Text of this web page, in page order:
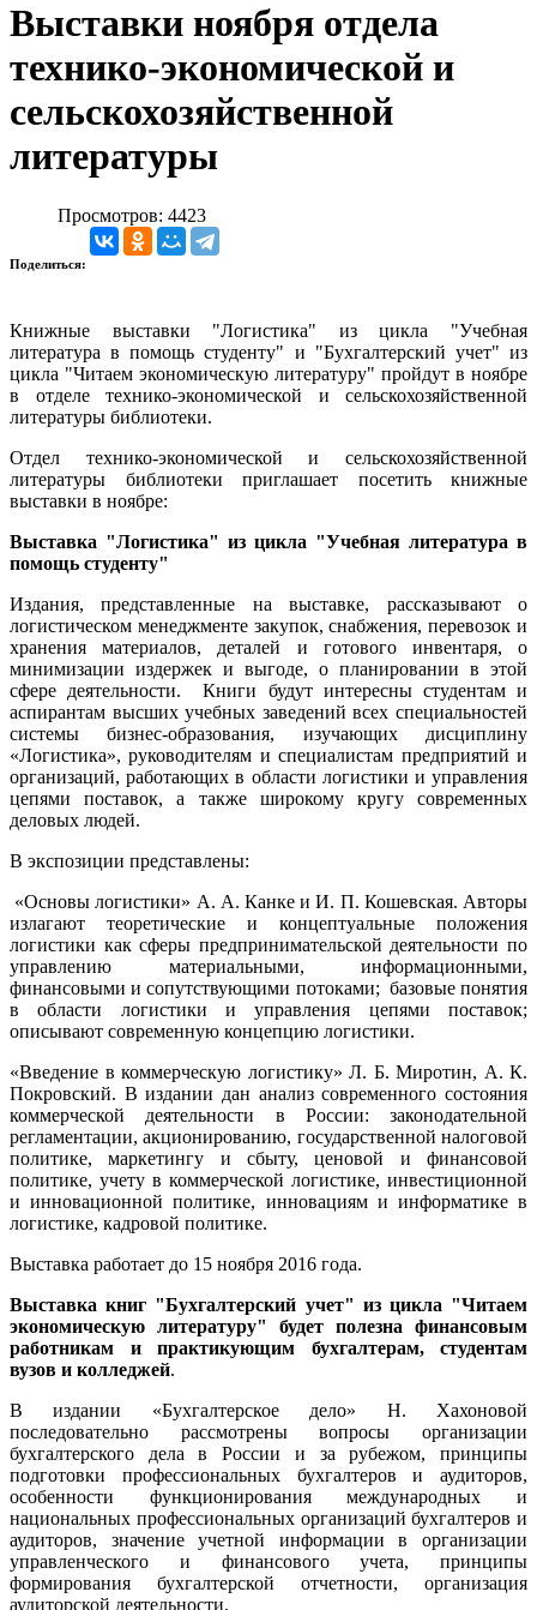
Выставки ноября отдела
технико-экономической и
сельскохозяйственной
литературы
Просмотров: 4423
Поделиться:
Книжные выставки "Логистика" из цикла "Учебная
литература в помощь студенту" и "Бухгалтерский учет" из
цикла "Читаем экономическую литературу" пройдут в ноябре
в отделе технико-экономической и сельскохозяйственной
литературы библиотеки.
Отдел технико-экономической и сельскохозяйственной
литературы библиотеки приглашает посетить книжные
выставки в ноябре:
Выставка "Логистика" из цикла "Учебная литература в
помощь студенту"
Издания, представленные на выставке, рассказывают о
логистическом менеджменте закупок, снабжения, перевозок и
хранения материалов, деталей и готового инвентаря, о
минимизации издержек и выгоде, о планировании в этой
сфере деятельности. Книги будут интересны студентам и
аспирантам высших учебных заведений всех специальностей
системы бизнес-образования, изучающих дисциплину
«Логистика», руководителям и специалистам предприятий и
организаций, работающих в области логистики и управления
цепями поставок, а также широкому кругу современных
деловых людей.
В экспозиции представлены:
«Основы логистики» А. А. Канке и И. П. Кошевская. Авторы
излагают теоретические и концептуальные положения
логистики как сферы предпринимательской деятельности по
управлению материальными, информационными,
финансовыми и сопутствующими потоками; базовые понятия
в области логистики и управления цепями поставок;
описывают современную концепцию логистики.
«Введение в коммерческую логистику» Л. Б. Миротин, А. К.
Покровский. В издании дан анализ современного состояния
коммерческой деятельности в России: законодательной
регламентации, акционированию, государственной налоговой
политике, маркетингу и сбыту, ценовой и финансовой
политике, учету в коммерческой логистике, инвестиционной
и инновационной политике, инновациям и информатике в
логистике, кадровой политике.
Выставка работает до 15 ноября 2016 года.
Выставка книг "Бухгалтерский учет" из цикла "Читаем
экономическую литературу" будет полезна финансовым
работникам и практикующим бухгалтерам, студентам
вузов и колледжей.
В издании «Бухгалтерское дело» Н. Хахоновой
последовательно рассмотрены вопросы организации
бухгалтерского дела в России и за рубежом, принципы
подготовки профессиональных бухгалтеров и аудиторов,
особенности функционирования международных и
национальных профессиональных организаций бухгалтеров и
аудиторов, значение учетной информации в организации
управленческого и финансового учета, принципы
формирования бухгалтерской отчетности, организация
аудиторской деятельности.